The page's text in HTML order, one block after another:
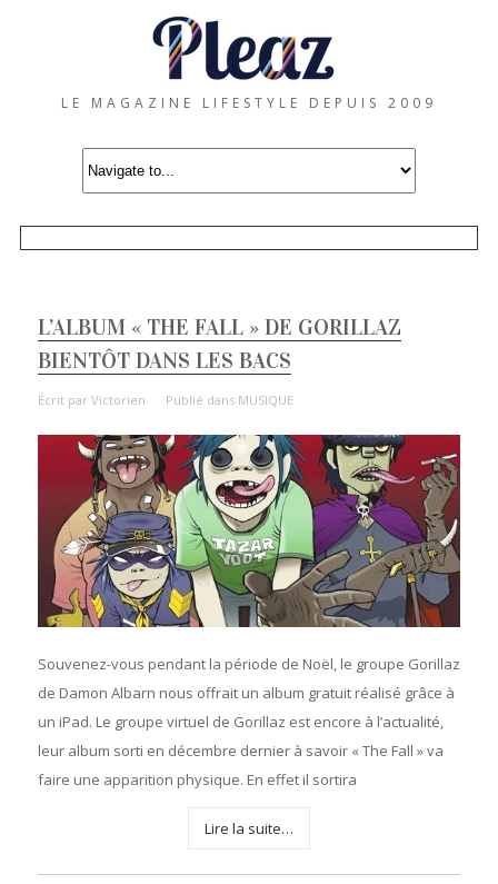
LE MAGAZINE LIFESTYLE DEPUIS 2009
L’ALBUM « THE FALL » DE GORILLAZ
BIENTÔT DANS LES BACS
Écrit par Victorien Publié dans MUSIQUE
Souvenez-vous pendant la période de Noël, le groupe Gorillaz
de Damon Albarn nous offrait un album gratuit réalisé grâce à
un iPad. Le groupe virtuel de Gorillaz est encore à l’actualité,
leur album sorti en décembre dernier à savoir « The Fall » va
faire une apparition physique. En effet il sortira
Lire la suite…